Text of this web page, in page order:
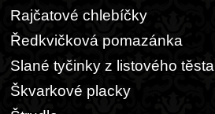
Rajčatové chlebíčky
Ředkvičková pomazánka
Slané tyčinky z listového těsta
Škvarkové placky